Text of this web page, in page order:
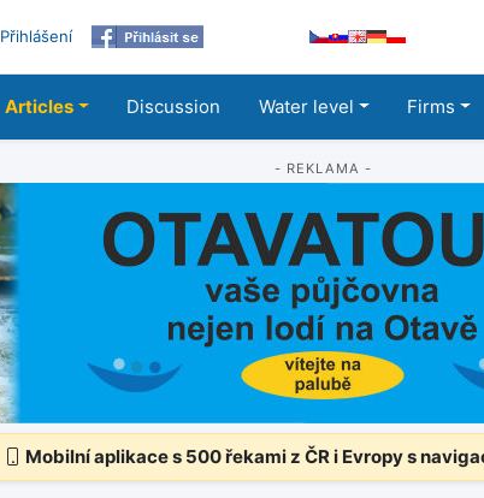
Přihlášení
Articles Discussion Water level Firms
- REKLAMA -
Mobilní aplikace s 500 řekami z ČR i Evropy s